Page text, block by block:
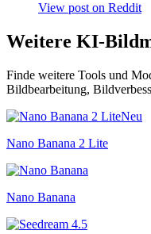
View post on Reddit
Weitere KI-
Finde weitere Tools und
Bildbearbeitung,
Neu
Nano Banana 2 Lite
Nano Banana